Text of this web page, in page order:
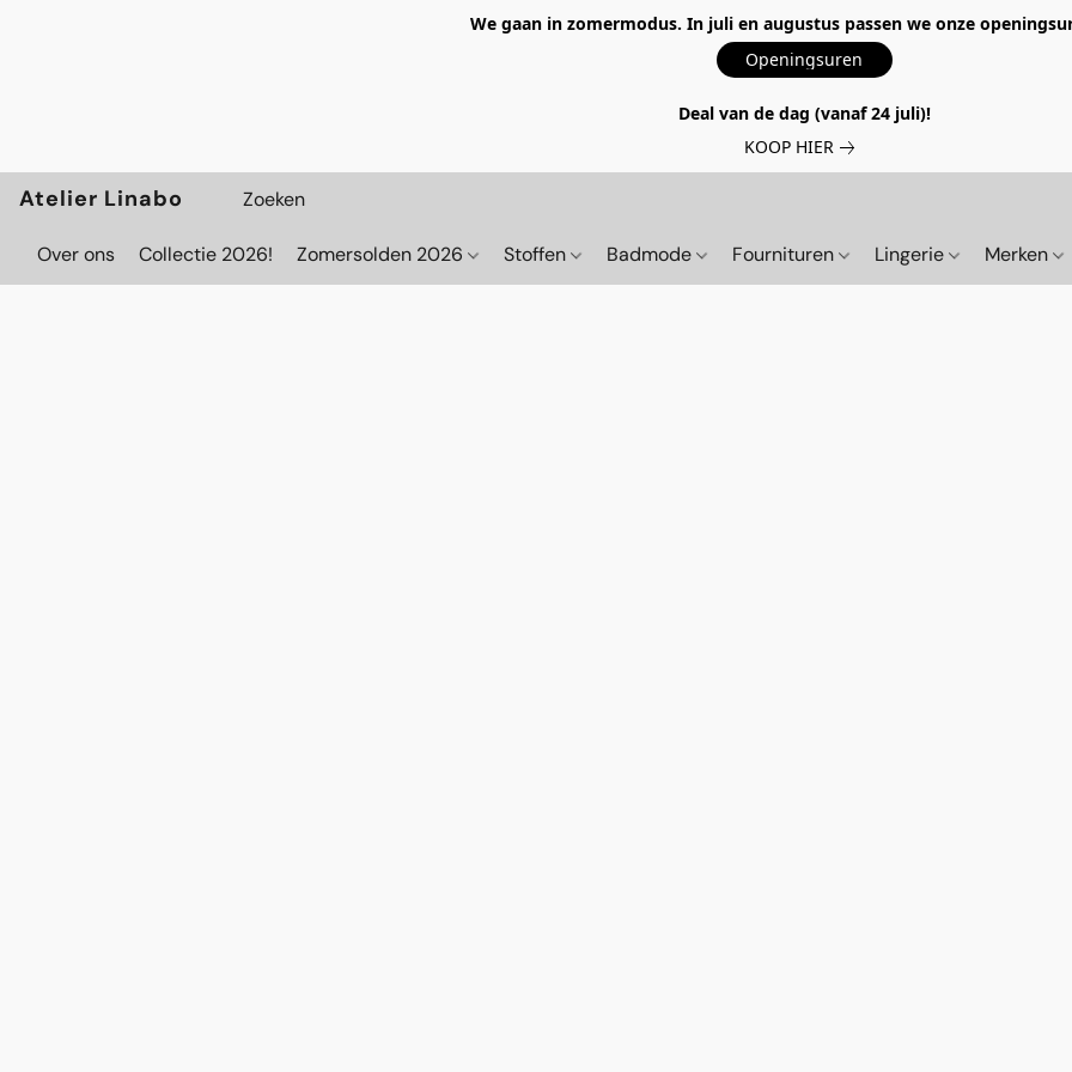
We gaan in zomermodus. In juli en augustus passen we onze
Openingsuren
Deal van de dag (vanaf 24 juli)!
KOOP HIER
Atelier Linabo
Over ons Collectie 2026! Zomersolden 2026 Stoffen Badmode Fournituren Lingerie Merken